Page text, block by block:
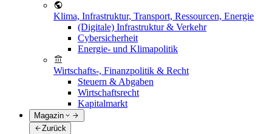
Klima, Infrastruktur, Transport, Ressourcen, Energie
(Digitale) Infrastruktur & Verkehr
Cybersicherheit
Energie- und Klimapolitik
Wirtschafts-, Finanzpolitik & Recht
Steuern & Abgaben
Wirtschaftsrecht
Kapitalmarkt
Magazin
Zurück